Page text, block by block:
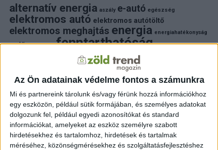
Az Ön adatainak védelme fontos a számunkra
Mi és partnereink tárolunk és/vagy férünk hozzá információkhoz
egy eszközön, például sütik formájában, és személyes adatokat
dolgozunk fel, például egyedi azonosítókat és standard
információkat, amelyeket az eszköz személyre szabott
hirdetésekhez és tartalomhoz, hirdetések és tartalmak
méréséhez, közönségmérésekhez és szolgáltatásfejlesztéshez
alternatív energia aszály e-autó egészség
elektromos autó elektromos autótöltő
elektromos meghajtás energia energiahatékonyság
erdő fejlesztés fenntarthatóság fotovoltaikus
hulladék időjárás klímaváltozás
környezet
környezetvédelem környezetvédelmi hírek
közlekedés megújuló energia mezőgazdaság
napelemnapelemeknapenergia
naperőmű solar solar energy szelektiv hulladék természet
természetvédelem villamosenergia villanyautó víz
autó
zöld energia zöld energiaforrás zöld hirek
állatvédelem áram életmód újrahasznosítás